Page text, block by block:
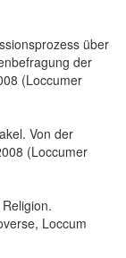
über
der
(Loccumer
Von der
(Loccumer
Loccum